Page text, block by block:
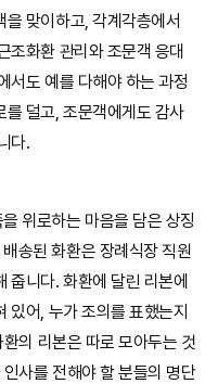
맞이하고, 각계각층에서
조화환 관리와 조문객 응대
서도 예를 다해야 하는 과정
를 덜고, 조문객에게도 감사
다.
위로하는 마음을 담은 상징
송된 화환은 장례식장 직원
줍니다. 화환에 달린 리본에
있어, 누가 조의를 표했는지
의 리본은 따로 모아두는 것
사를 전해야 할 분들의 명단